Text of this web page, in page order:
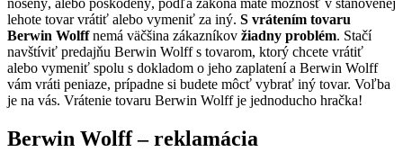
nosený, alebo poškodený, podľa zákona máte možnosť v stanovenej
lehote tovar vrátiť alebo vymeniť za iný. S vrátením tovaru
Berwin Wolffnemá väčšina zákazníkov žiadny problém. Stačí
navštíviť predajňu Berwin Wolff s tovarom, ktorý chcete vrátiť
alebo vymeniť spolu s dokladom o jeho zaplatení a Berwin Wolff
vám vráti peniaze, prípadne si budete môcť vybrať iný tovar. Voľba
je na vás. Vrátenie tovaru Berwin Wolff je jednoducho hračka!
Berwin Wolff – reklamácia